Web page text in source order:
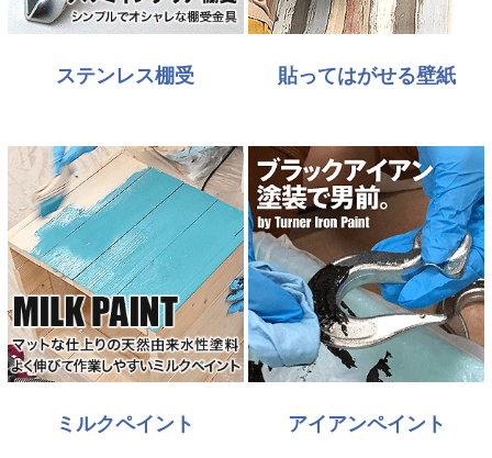
ステンレス棚受 貼ってはがせる壁紙
ミルクペイント アイアンペイント